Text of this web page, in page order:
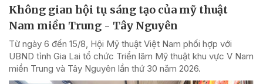
Không gian hội tụ sáng tạo của mỹ thuật
Nam miền Trung - Tây Nguyên
Từ ngày 6 đến 15/8, Hội Mỹ thuật Việt Nam phối hợp với
UBND tỉnh Gia Lai tổ chức Triển lãm Mỹ thuật khu vực V Nam
miền Trung và Tây Nguyên lần thứ 30 năm 2026.